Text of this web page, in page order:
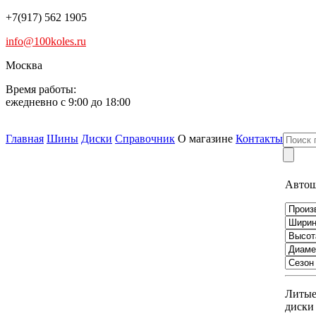
+7(917) 562 1905
info@100koles.ru
Москва
Время работы:
ежедневно с 9:00 до 18:00
Главная Шины Диски Справочник О магазине Контакты
Литые
диски